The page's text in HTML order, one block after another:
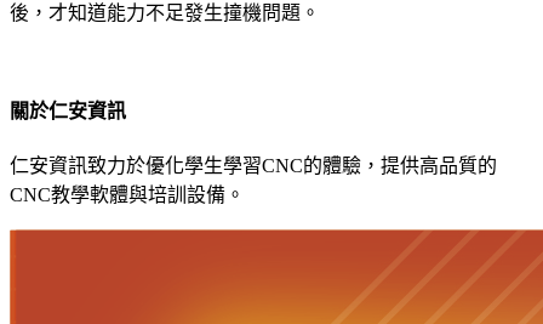
後，才知道能力不足發生撞機問題。
關於仁安資訊
仁安資訊致力於優化學生學習CNC的體驗，提供高品質的
CNC教學軟體與培訓設備。